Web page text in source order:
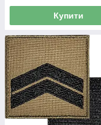
Купити